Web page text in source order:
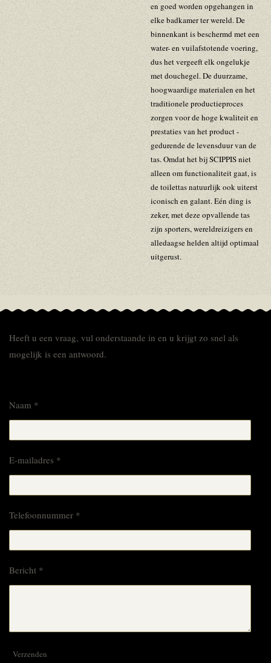
en goed worden opgehangen in
elke badkamer ter wereld. De
binnenkant is beschermd met een
water- en vuilafstotende voering,
dus het vergeeft elk ongelukje
met douchegel. De duurzame,
hoogwaardige materialen en het
traditionele productieproces
zorgen voor de hoge kwaliteit en
prestaties van het product -
gedurende de levensduur van de
tas. Omdat het bij SCIPPIS niet
alleen om functionaliteit gaat, is
de toilettas natuurlijk ook uiterst
iconisch en galant. Eén ding is
zeker, met deze opvallende tas
zijn sporters, wereldreizigers en
alledaagse helden altijd optimaal
uitgerust.
Heeft u een vraag, vul onderstaande in en u krijgt zo snel als
mogelijk is een antwoord.
Naam *
E-mailadres *
Telefoonnummer *
Bericht *
Verzenden